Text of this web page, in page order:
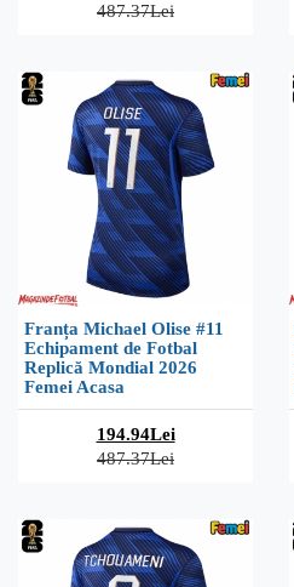
487.37Lei
Franța Michael Olise #11
Echipament de Fotbal
Replică Mondial 2026
Femei Acasa
194.94Lei
487.37Lei